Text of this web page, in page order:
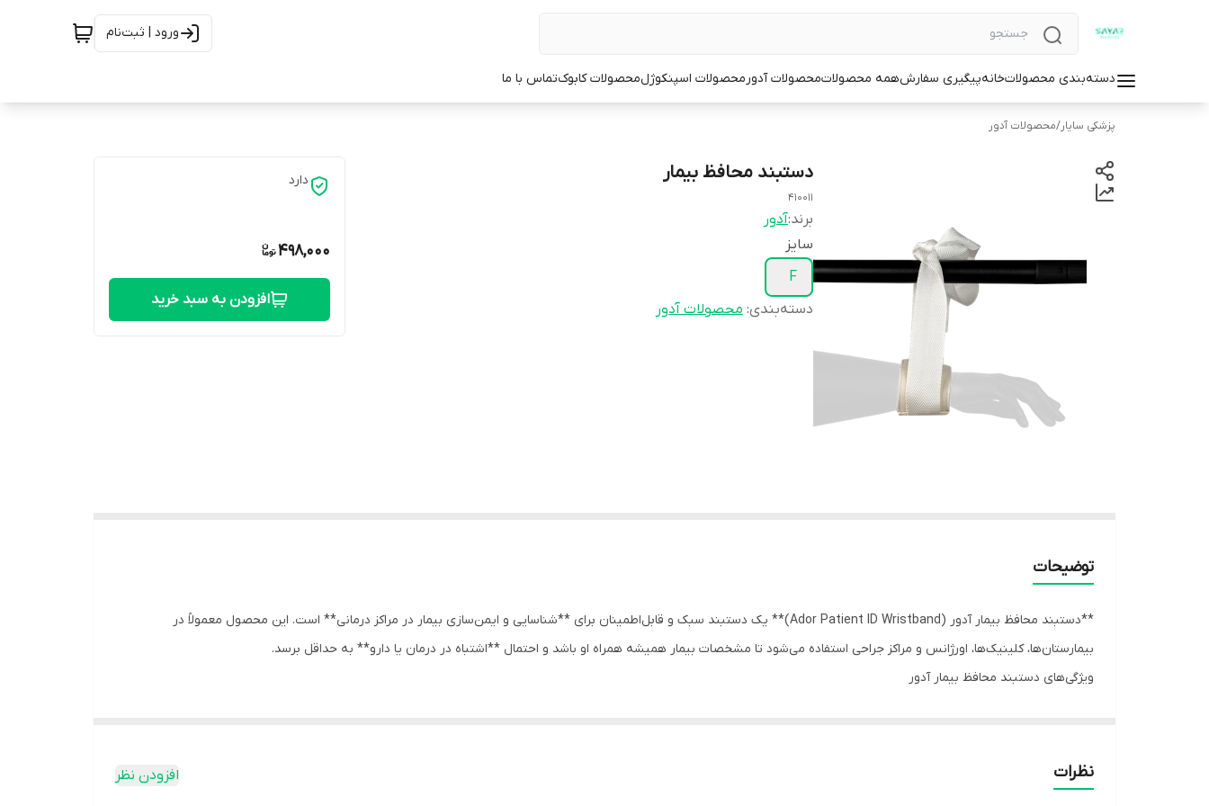
ورود | ثبت‌نام
دسته‌بندی محصولاتخانهپیگیری سفارشهمه محصولاتمحصولات آدورمحصولات اسپنکوژلمحصولات کابوکتماس با ما
پزشکی سایار/محصولات آدور
دستبند محافظ بیمار
410011
برند:آدور
سایز
F
دسته‌بندی: محصولات آدور
دارد
498,000
افزودن به سبد خرید
توضیحات
**دستبند محافظ بیمار آدور (Ador Patient ID Wristband)** یک دستبند سبک و قابل‌اطمینان برای **شناسایی و ایمن‌سازی بیمار در مراکز درمانی** است. این محصول معمولاً در
بیمارستان‌ها، کلینیک‌ها، اورژانس و مراکز جراحی استفاده می‌شود تا مشخصات بیمار همیشه همراه او باشد و احتمال **اشتباه در درمان یا دارو** به حداقل برسد.
ویژگی‌های دستبند محافظ بیمار آدور
- سبک، نرم و قابل‌استفاده برای تمام طول بستری
موارد مصرف
نظرات افزودن نظر